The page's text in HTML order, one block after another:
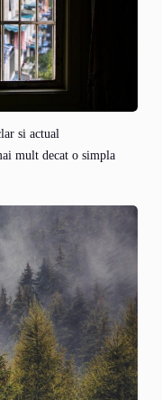
si actual
mult decat o simpla